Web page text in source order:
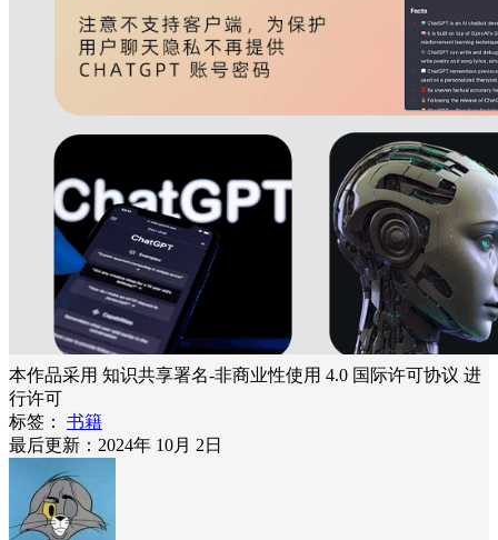
本作品采用 知识共享署名-非商业性使用 4.0 国际许可协议 进
行许可
标签：
书籍
最后更新：2024年 10月 2日